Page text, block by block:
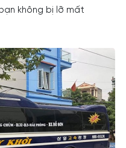
không bị lỡ mất